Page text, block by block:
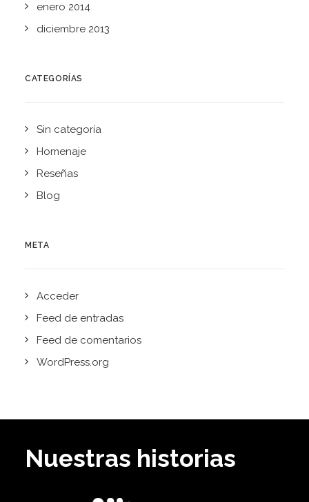
enero 2014
diciembre 2013
CATEGORÍAS
Sin categoría
Homenaje
Reseñas
Blog
META
Acceder
Feed de entradas
Feed de comentarios
WordPress.org
Nuestras historias